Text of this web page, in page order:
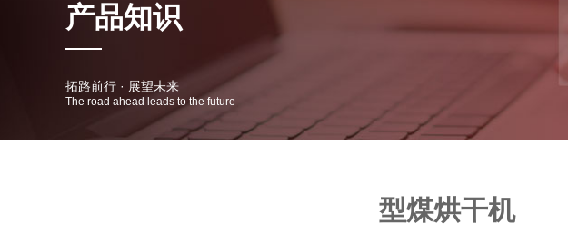
产品知识
拓路前行 · 展望未来
The road ahead leads to the future
型煤烘干机